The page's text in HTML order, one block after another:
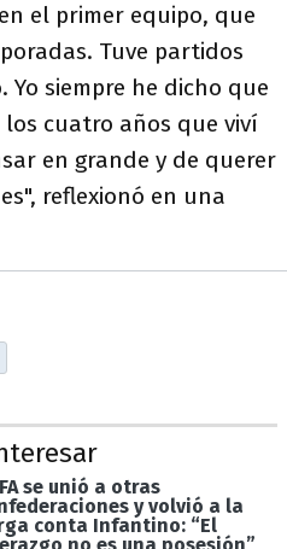
el primer equipo, que
Tuve partidos
siempre he dicho que
cuatro años que viví
en grande y de querer
reflexionó en una
se unió a otras
y volvió a la
conta Infantino: “El